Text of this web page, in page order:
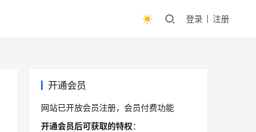
登录 注册
开通会员
网站已开放会员注册，会员付费功能
开通会员后可获取的特权：